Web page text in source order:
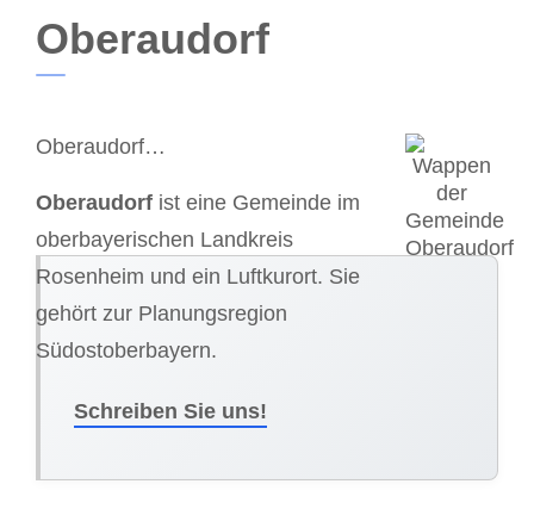
Oberaudorf
Oberaudorf…
Oberaudorf ist eine Gemeinde im
oberbayerischen Landkreis
Rosenheim und ein Luftkurort. Sie
gehört zur Planungsregion
Südostoberbayern.
Schreiben Sie uns!